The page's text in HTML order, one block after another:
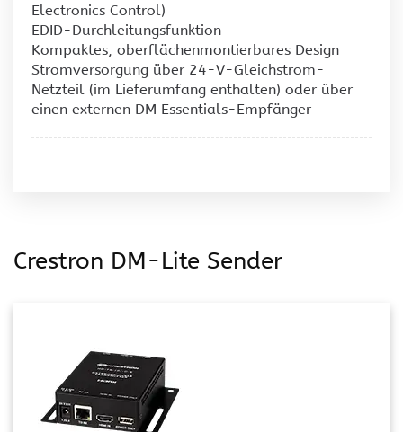
Electronics Control)
EDID-Durchleitungsfunktion
Kompaktes, oberflächenmontierbares Design
Stromversorgung über 24-V-Gleichstrom-
Netzteil (im Lieferumfang enthalten) oder über
einen externen DM Essentials-Empfänger
Crestron DM-Lite Sender